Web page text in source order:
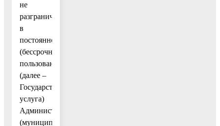
не
разграничена,
в
постоянное
(бессрочное)
пользование»
(далее –
Государственная
услуга)
Администрацией
(муниципального